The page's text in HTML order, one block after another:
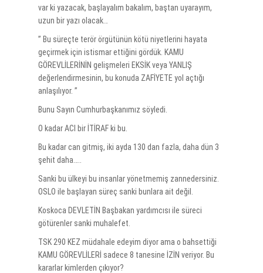
var ki yazacak, başlayalım bakalım, baştan uyarayım,
uzun bir yazı olacak…
” Bu süreçte terör örgütünün kötü niyetlerini hayata
geçirmek için istismar ettiğini gördük. KAMU
GÖREVLİLERİNİN gelişmeleri EKSİK veya YANLIŞ
değerlendirmesinin, bu konuda ZAFİYETE yol açtığı
anlaşılıyor. ”
Bunu Sayın Cumhurbaşkanımız söyledi.
O kadar ACI bir İTİRAF ki bu.
Bu kadar can gitmiş, iki ayda 130 dan fazla, daha dün 3
şehit daha…..
Sanki bu ülkeyi bu insanlar yönetmemiş zannedersiniz.
OSLO ile başlayan süreç sanki bunlara ait değil.
Koskoca DEVLETİN Başbakan yardımcısı ile süreci
götürenler sanki muhalefet.
TSK 290 KEZ müdahale edeyim diyor ama o bahsettiği
KAMU GÖREVLİLERİ sadece 8 tanesine İZİN veriyor. Bu
kararlar kimlerden çıkıyor?